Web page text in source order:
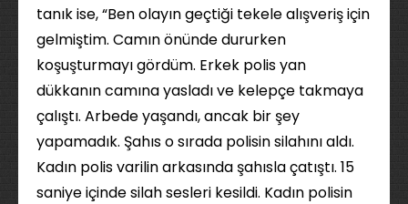
tanık ise, “Ben olayın geçtiği tekele alışveriş için
gelmiştim. Camın önünde dururken
koşuşturmayı gördüm. Erkek polis yan
dükkanın camına yasladı ve kelepçe takmaya
çalıştı. Arbede yaşandı, ancak bir şey
yapamadık. Şahıs o sırada polisin silahını aldı.
Kadın polis varilin arkasında şahısla çatıştı. 15
saniye içinde silah sesleri kesildi. Kadın polisin